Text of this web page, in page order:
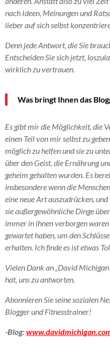
nach Ideen, Meinungen und
lieber auf sich selbst
Denn jede Antwort, die Sie
Entscheiden Sie sich jetzt,
wirklich zu vertrauen.
Was bringt Ihnen das
Es gibt mir die Möglichkeit, die
einen Teil von mir selbst zu
möglich zu helfen und sie zu
über den Geist, die Ernährung
geheim gehalten wurden. Es
insbesondere wenn die
eine neue Art auszudrücken,
sie außergewöhnliche Dinge
immer in ihnen verborgen
gewartet haben, um den
erhalten. Ich finde es ist etwas
Vielen Dank an „David
hat, uns zu antworten.
Abonnieren Sie seine sozialen
Blogger und Fitnesstrainer!
-Blog: